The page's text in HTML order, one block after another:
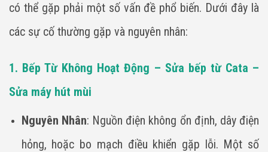
có thể gặp phải một số vấn đề phổ biến. Dưới đây là
các sự cố thường gặp và nguyên nhân:
1. Bếp Từ Không Hoạt Động – Sửa bếp từ Cata –
Sửa máy hút mùi
Nguyên Nhân: Nguồn điện không ổn định, dây điện
hỏng, hoặc bo mạch điều khiển gặp lỗi. Một số